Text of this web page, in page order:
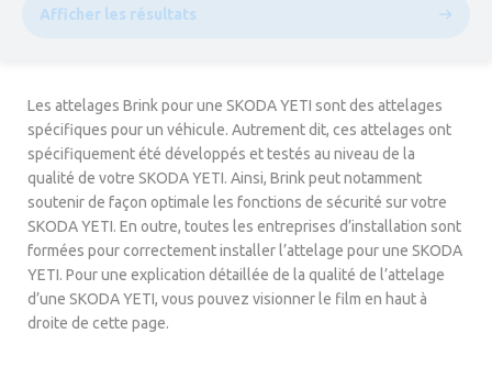
Afficher les résultats
Les attelages Brink pour une SKODA YETI sont des attelages
spécifiques pour un véhicule. Autrement dit, ces attelages ont
spécifiquement été développés et testés au niveau de la
qualité de votre SKODA YETI. Ainsi, Brink peut notamment
soutenir de façon optimale les fonctions de sécurité sur votre
SKODA YETI. En outre, toutes les entreprises d’installation sont
formées pour correctement installer l’attelage pour une SKODA
YETI. Pour une explication détaillée de la qualité de l’attelage
d’une SKODA YETI, vous pouvez visionner le film en haut à
droite de cette page.